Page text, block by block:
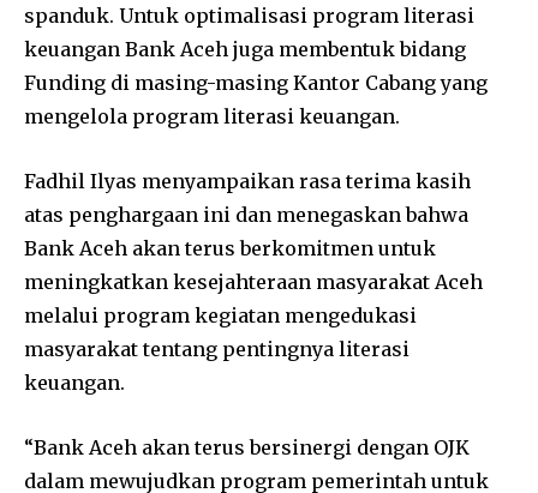
spanduk. Untuk optimalisasi program literasi
keuangan Bank Aceh juga membentuk bidang
Funding di masing-masing Kantor Cabang yang
mengelola program literasi keuangan.
Fadhil Ilyas menyampaikan rasa terima kasih
atas penghargaan ini dan menegaskan bahwa
Bank Aceh akan terus berkomitmen untuk
meningkatkan kesejahteraan masyarakat Aceh
melalui program kegiatan mengedukasi
masyarakat tentang pentingnya literasi
keuangan.
“Bank Aceh akan terus bersinergi dengan OJK
dalam mewujudkan program pemerintah untuk